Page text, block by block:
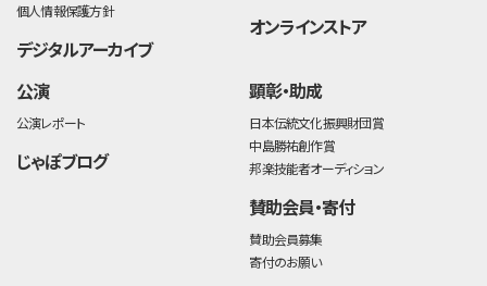
個人情報保護方針
デジタルアーカイブ
オンラインストア
公演
公演レポート
じゃぽブログ
顕彰・助成
日本伝統文化振興財団賞
中島勝祐創作賞
邦楽技能者オーディション
賛助会員・寄付
賛助会員募集
寄付のお願い